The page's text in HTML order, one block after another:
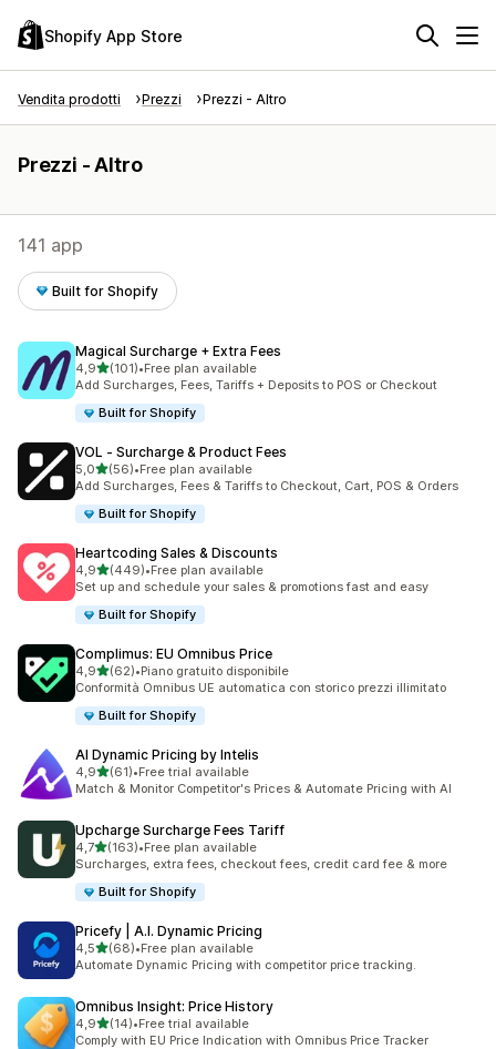
Shopify App Store
Vendita prodotti Prezzi Prezzi - Altro
Prezzi - Altro
141 app
Built for Shopify
Magical Surcharge + Extra Fees
4,9stelle su 5
(101)
101 recensioni totali
•Free plan available
Add Surcharges, Fees, Tariffs + Deposits to POS or Checkout
Built for Shopify
VOL ‑ Surcharge & Product Fees
5,0stelle su 5
(56)
56 recensioni totali
•Free plan available
Add Surcharges, Fees & Tariffs to Checkout, Cart, POS & Orders
Built for Shopify
Heartcoding Sales & Discounts
4,9stelle su 5
(449)
449 recensioni totali
•Free plan available
Set up and schedule your sales & promotions fast and easy
Built for Shopify
Complimus: EU Omnibus Price
4,9stelle su 5
(62)
62 recensioni totali
•Piano gratuito disponibile
Conformità Omnibus UE automatica con storico prezzi illimitato
Built for Shopify
AI Dynamic Pricing by Intelis
4,9stelle su 5
(61)
61 recensioni totali
•Free trial available
Match & Monitor Competitor's Prices & Automate Pricing with AI
Upcharge Surcharge Fees Tariff
4,7stelle su 5
(163)
163 recensioni totali
•Free plan available
Surcharges, extra fees, checkout fees, credit card fee & more
Built for Shopify
Pricefy | A.I. Dynamic Pricing
4,5stelle su 5
(68)
68 recensioni totali
•Free plan available
Automate Dynamic Pricing with competitor price tracking.
Omnibus Insight: Price History
4,9stelle su 5
(14)
14 recensioni totali
•Free trial available
Comply with EU Price Indication with Omnibus Price Tracker